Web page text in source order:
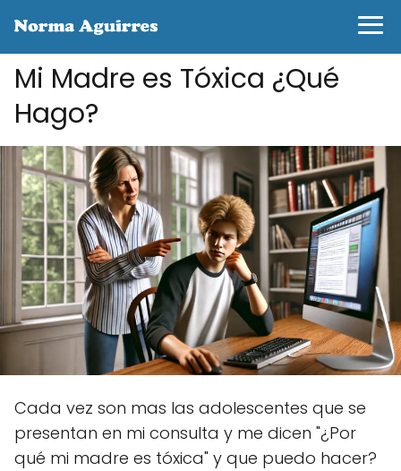
Mi Madre es Tóxica ¿Qué
Hago?
Cada vez son mas las adolescentes que se
presentan en mi consulta y me dicen "¿Por
qué mi madre es tóxica" y que puedo hacer?